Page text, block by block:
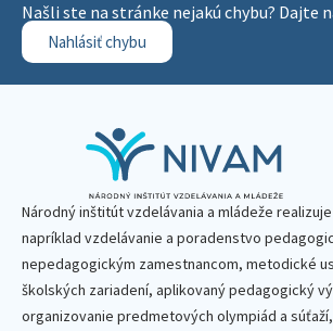
Našli ste na stránke nejakú chybu? Dajte
Nahlásiť chybu
Národný inštitút vzdelávania a mládeže
napríklad vzdelávanie a poradenstvo
nepedagogickým zamestnancom, metodické
školských zariadení, aplikovaný pedagogický
organizovanie predmetových olympiád a